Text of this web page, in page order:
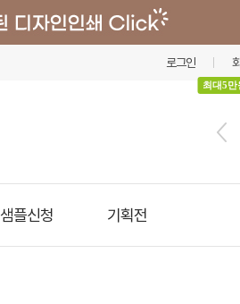
로그인
최대5만
샘플신청 기획전